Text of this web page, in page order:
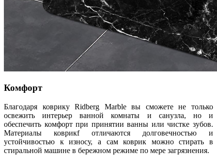
Комфорт
Благодаря коврику Ridberg Marble вы сможете не только
освежить интерьер ванной комнаты и санузла, но и
обеспечить комфорт при принятии ванны или чистке зубов.
Материалы коврикf отличаются долговечностью и
устойчивостью к износу, а сам коврик можно стирать в
стиральной машине в бережном режиме по мере загрязнения.